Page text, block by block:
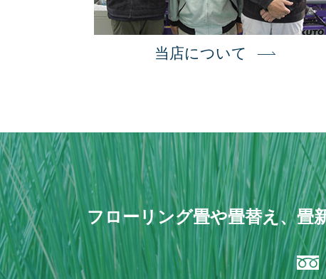
当店について
フローリング畳や畳替え、畳